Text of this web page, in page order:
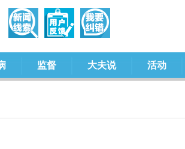
监督 大夫说 活动